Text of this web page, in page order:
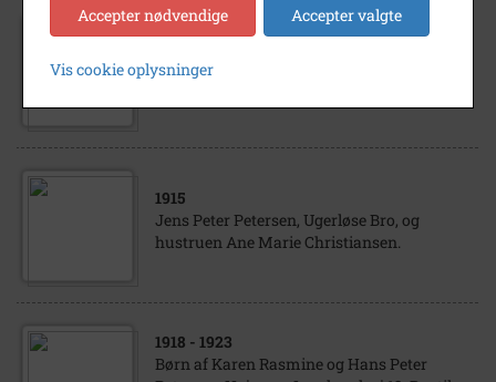
1920- 1930
Grønlænderhuset med sin far Jens Peter
1915
Jens Peter Petersen, Ugerløse Bro, og
hustruen Ane Marie Christiansen.
1918 - 1923
Børn af Karen Rasmine og Hans Peter
Accepter nødvendige Accepter valgte
Vis cookie oplysninger